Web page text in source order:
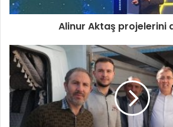
Alinur Aktaş projelerini